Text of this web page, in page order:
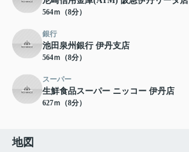
564ｍ（8分）
銀行
池田泉州銀行 伊丹支店
564ｍ（8分）
スーパー
生鮮食品スーパー ニッコー 伊丹店
627ｍ（8分）
地図